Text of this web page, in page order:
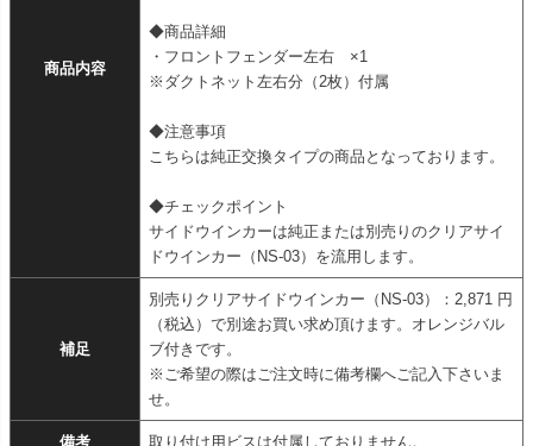
商品内容
◆商品詳細
・フロントフェンダー左右 ×1
※ダクトネット左右分（2枚）付属
◆注意事項
こちらは純正交換タイプの商品となっております。
◆チェックポイント
サイドウインカーは純正または別売りのクリアサイ
ドウインカー（NS-03）を流用します。
補足
別売りクリアサイドウインカー（NS-03）：2,871 円
（税込）で別途お買い求め頂けます。オレンジバル
ブ付きです。
※ご希望の際はご注文時に備考欄へご記入下さいま
せ。
備考 取り付け用ビスは付属しておりません。